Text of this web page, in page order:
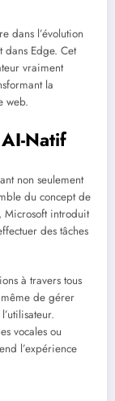
dans l’évolution
Edge. Cet
vraiment
la
web.
Natif
non seulement
du concept de
Microsoft introduit
des tâches
à travers tous
même de gérer
vocales ou
l’expérience